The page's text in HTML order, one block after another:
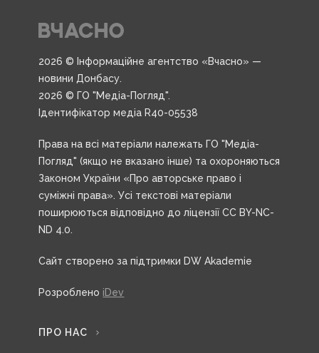
2026 © Інформаційне агентство «Вчасно» —
новини Донбасу.
2026 © ГО "Медіа-Погляд".
Ідентифікатор медіа R40-05538
Права на всі матеріали належать ГО "Медіа-
Погляд" (якщо не вказано інше) та охороняються
Законом України «Про авторське право і
суміжні права». Усі текстові матеріали
поширюються відповідно до ліцензії CC BY-NC-
ND 4.0.
Сайт створено за підтримки DW Akademie
Розроблено iDev
ПРО НАС